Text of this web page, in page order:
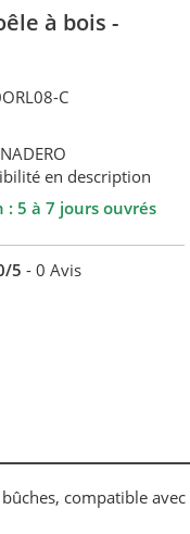
à bois -
C
en description
: 5 à 7 jours ouvrés
/5 - 0 Avis
compatible